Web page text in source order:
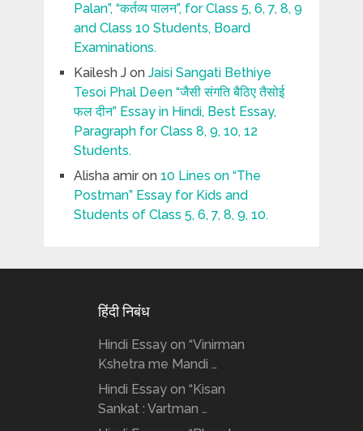
Palan”, “कर्तव्य पालन”, for Class 5, 6, 7, 8, 9
and Class 10 Students, Board
Examinations.
Kailesh Jon Jaisi Sangati Bethiye
Tesoi Phal Deen “जैसी संगति बैठिए तैसोई
फल दीन” Essay in Hindi, Best Essay,
Paragraph for Class 8, 9, 10, 12
Students.
Alisha amiron 10 Lines on “The
Postman” Essay for Kids and
Students of Class 5, 6, 7, 8, 9, 10.
हिंदी निबंध
Hindi Essay on “Vinirman
Kshetra me Mandi …
Hindi Essay on “Kisan
Sankat : Vartman …